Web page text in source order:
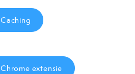
Caching
Chrome extensie